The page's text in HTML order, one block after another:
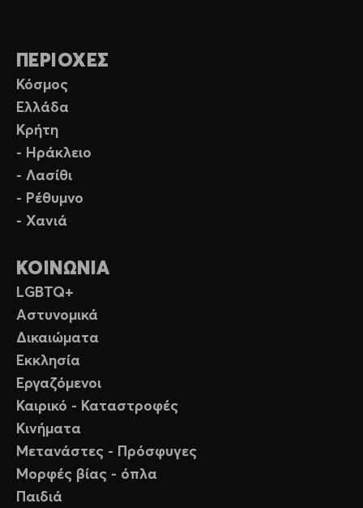
ΠΕΡΙΟΧΕΣ
Κόσμος
Ελλάδα
Κρήτη
- Ηράκλειο
- Λασίθι
- Ρέθυμνο
- Χανιά
ΚΟΙΝΩΝΙΑ
LGBTQ+
Αστυνομικά
Δικαιώματα
Εκκλησία
Εργαζόμενοι
Καιρικό - Καταστροφές
Κινήματα
Μετανάστες - Πρόσφυγες
Μορφές βίας - όπλα
Παιδιά